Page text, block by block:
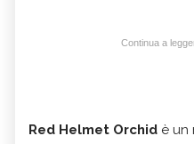
Continua a
Red Helmet Orchid è un